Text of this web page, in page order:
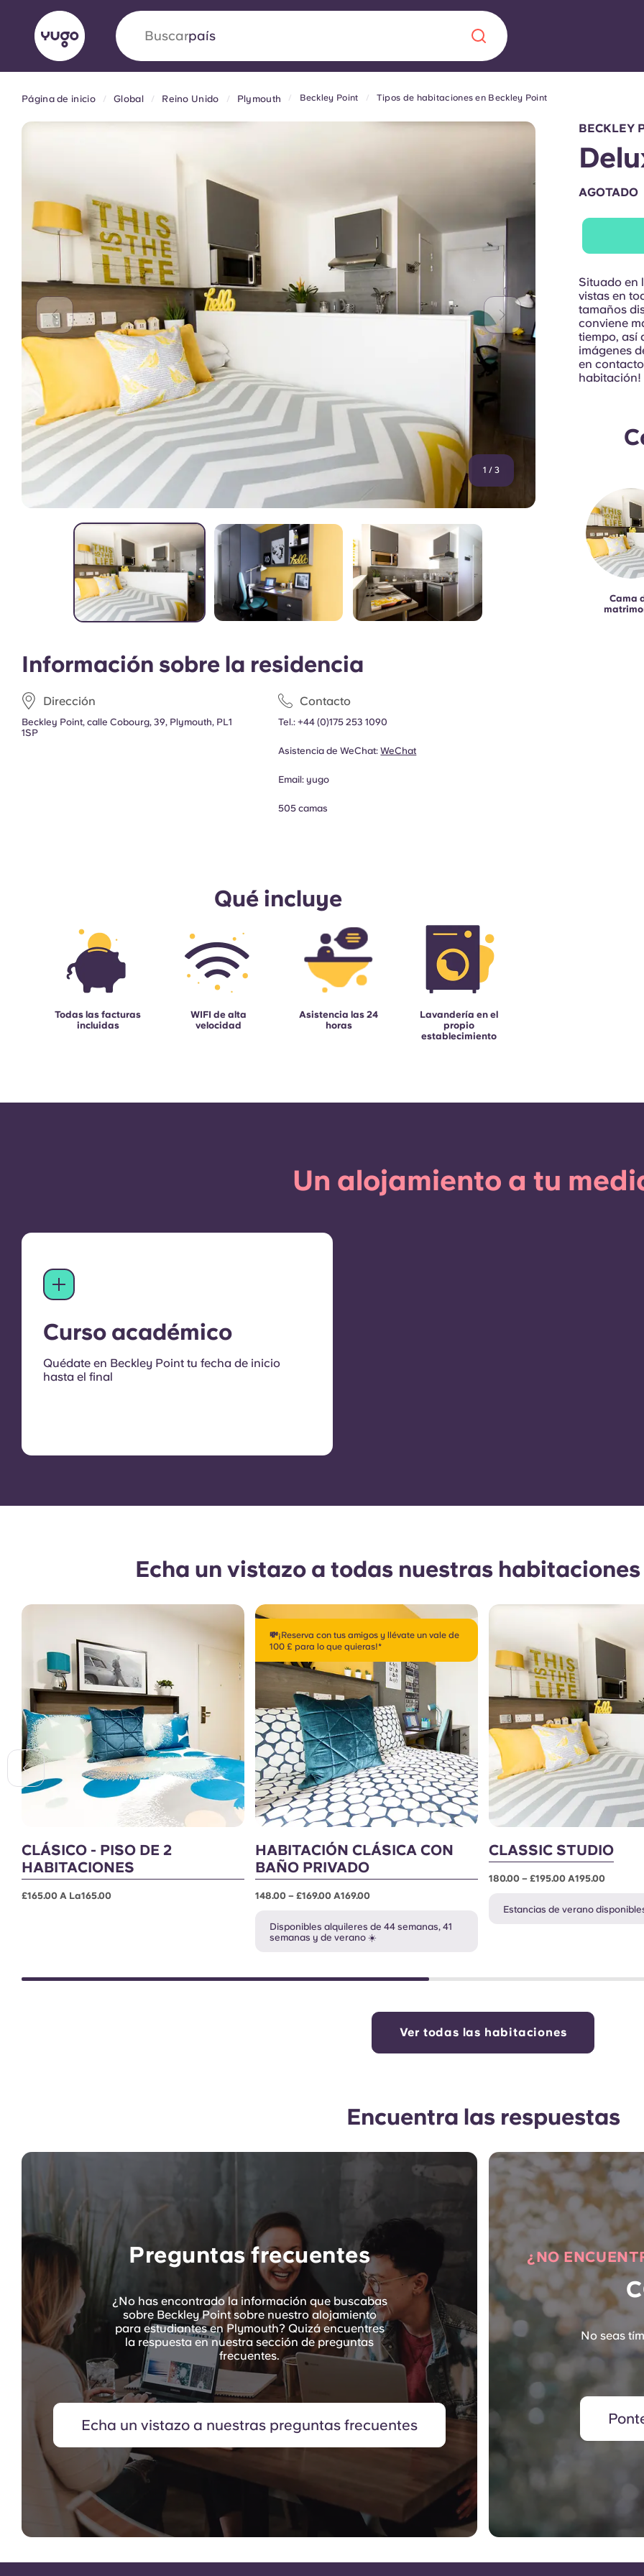
Buscaruniversidad
Acerca deUbicacionesMás
Yugo VCARB: Impulsando una nueva era
en el alojamiento para estudiantes
La colaboración pionera Yugocon VCARB impulsa la innovación,
la ambición y momentos inolvidables para los estudiantes.
Quiénes somos
Preguntas
Blog
English (GB) English (US)
Página de inicio Global Reino Unido Plymouth Beckley Point Tipos de habitaciones en Beckley Point
1 / 3
Información sobre la residencia
Dirección
Beckley Point, calle Cobourg, 39, Plymouth, PL1
1SP
Contacto
Tel.:+44 (0)175 253 1090
Asistencia de WeChat:WeChat
Email: yugo
505 camas
Qué incluye
Todas las facturas
incluidas
WIFI de alta
velocidad
Asistencia las 24
horas
Lavandería en el
propio
establecimiento
BECKLEY
AGOTADO
Situado en
vistas en
tamaños
conviene
tiempo, así
imágenes
en
habitación!
Cama
Un alojamiento a tu
Curso académico
Quédate en Beckley Point tu fecha de inicio
hasta el final
Echa un vistazo a todas nuestras
CLÁSICO - PISO DE 2
HABITACIONES
£165.00 A La165.00
💸¡Reserva con tus amigos y llévate un vale de
100 £ para lo que quieras!*
HABITACIÓN CLÁSICA CON
BAÑO PRIVADO
148.00 – £169.00 A169.00
Disponibles alquileres de 44 semanas, 41
semanas y de verano ☀️
CLASSIC STUDIO
180.00 – £195.00 A195.00
Estancias de verano
Ver todas las habitaciones
Encuentra las respuestas
Preguntas frecuentes
¿No has encontrado la información que buscabas
sobre Beckley Point sobre nuestro alojamiento
para estudiantes en Plymouth? Quizá encuentres
la respuesta en nuestra sección de preguntas
frecuentes.
Echa un vistazo a nuestras preguntas frecuentes
¿NO
No seas